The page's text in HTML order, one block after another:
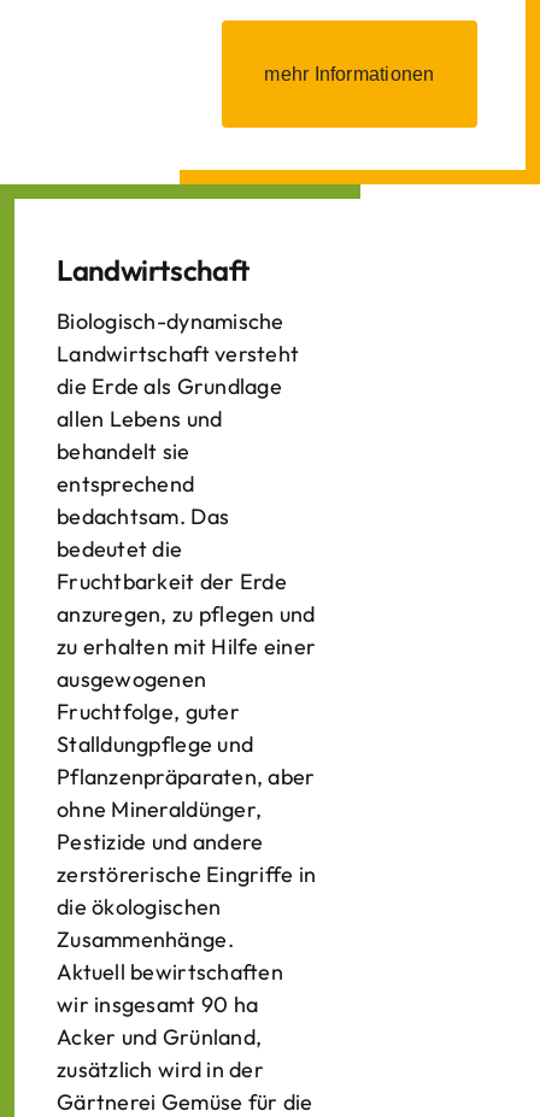
mehr Informationen
Landwirtschaft
Biologisch-dynamische
Landwirtschaft versteht
die Erde als Grundlage
allen Lebens und
behandelt sie
entsprechend
bedachtsam. Das
bedeutet die
Fruchtbarkeit der Erde
anzuregen, zu pflegen und
zu erhalten mit Hilfe einer
ausgewogenen
Fruchtfolge, guter
Stalldungpflege und
Pflanzenpräparaten, aber
ohne Mineraldünger,
Pestizide und andere
zerstörerische Eingriffe in
die ökologischen
Zusammenhänge.
Aktuell bewirtschaften
wir insgesamt 90 ha
Acker und Grünland,
zusätzlich wird in der
Gärtnerei Gemüse für die